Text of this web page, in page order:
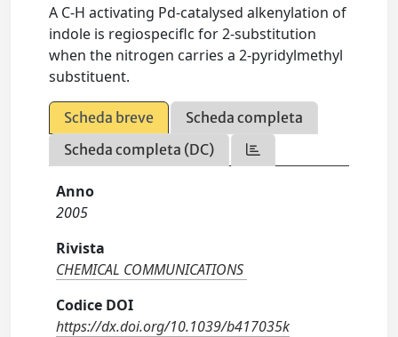
A C-H activating Pd-catalysed alkenylation of
indole is regiospeciflc for 2-substitution
when the nitrogen carries a 2-pyridylmethyl
substituent.
Scheda breve
Scheda completa
Scheda completa (DC)
Anno
2005
Rivista
CHEMICAL COMMUNICATIONS
Codice DOI
https://dx.doi.org/10.1039/b417035k